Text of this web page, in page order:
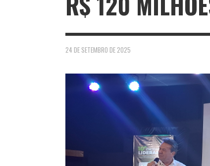
24 DE SETEMBRO DE 2025